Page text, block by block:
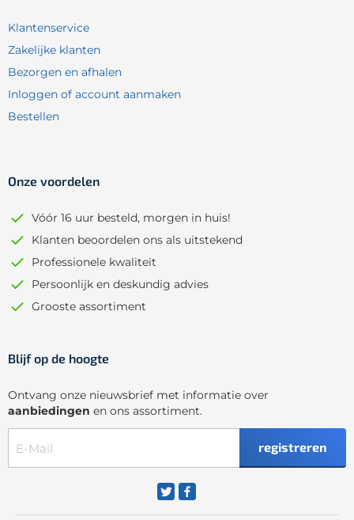
Klantenservice
Zakelijke klanten
Bezorgen en afhalen
Inloggen of account aanmaken
Bestellen
Onze voordelen
Vóór 16 uur besteld, morgen in huis!
Klanten beoordelen ons als uitstekend
Professionele kwaliteit
Persoonlijk en deskundig advies
Grooste assortiment
Blijf op de hoogte
Ontvang onze nieuwsbrief met informatie over
aanbiedingen en ons assortiment.
registreren